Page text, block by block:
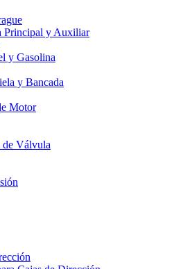
Principal y Auxiliar
y Gasolina
y Bancada
Motor
Válvula